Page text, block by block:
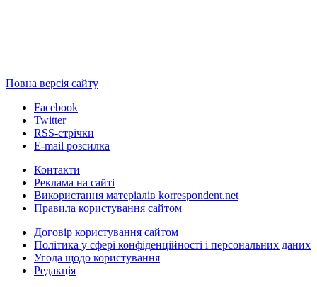
Повна версія сайту
Facebook
Twitter
RSS-стрічки
E-mail розсилка
Контакти
Реклама на сайті
Використання матеріалів korrespondent.net
Правила користування сайтом
Договір користування сайтом
Політика у сфері конфіденційності і персональних даних
Угода щодо користування
Редакція